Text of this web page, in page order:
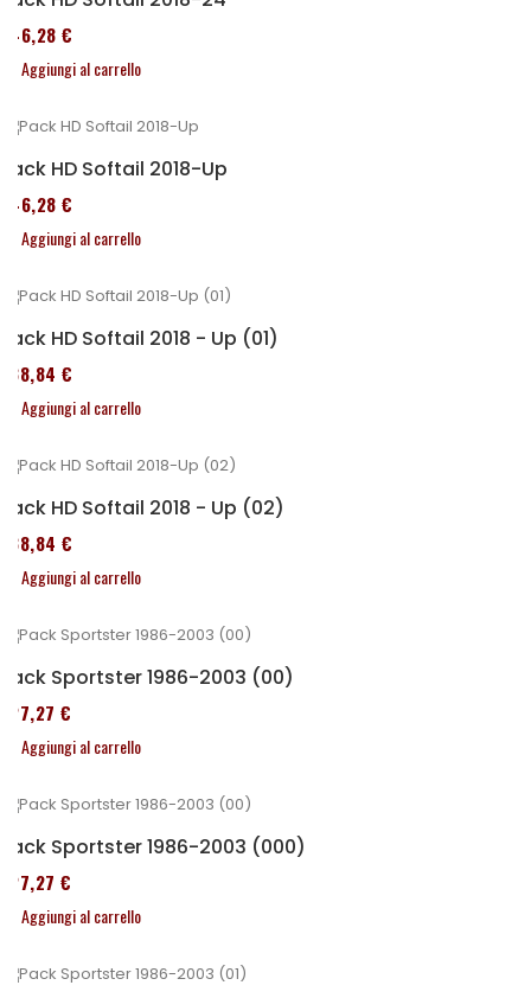
246,28 €
Aggiungi al carrello
Pack HD Softail 2018-Up
246,28 €
Aggiungi al carrello
Pack HD Softail 2018 - Up (01)
338,84 €
Aggiungi al carrello
Pack HD Softail 2018 - Up (02)
338,84 €
Aggiungi al carrello
Pack Sportster 1986-2003 (00)
227,27 €
Aggiungi al carrello
Pack Sportster 1986-2003 (000)
227,27 €
Aggiungi al carrello